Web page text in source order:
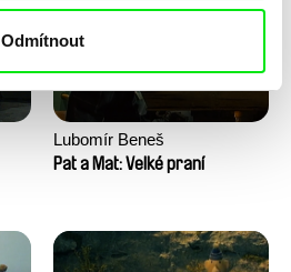
Odmítnout
Lubomír Beneš
Pat a Mat: Velké praní